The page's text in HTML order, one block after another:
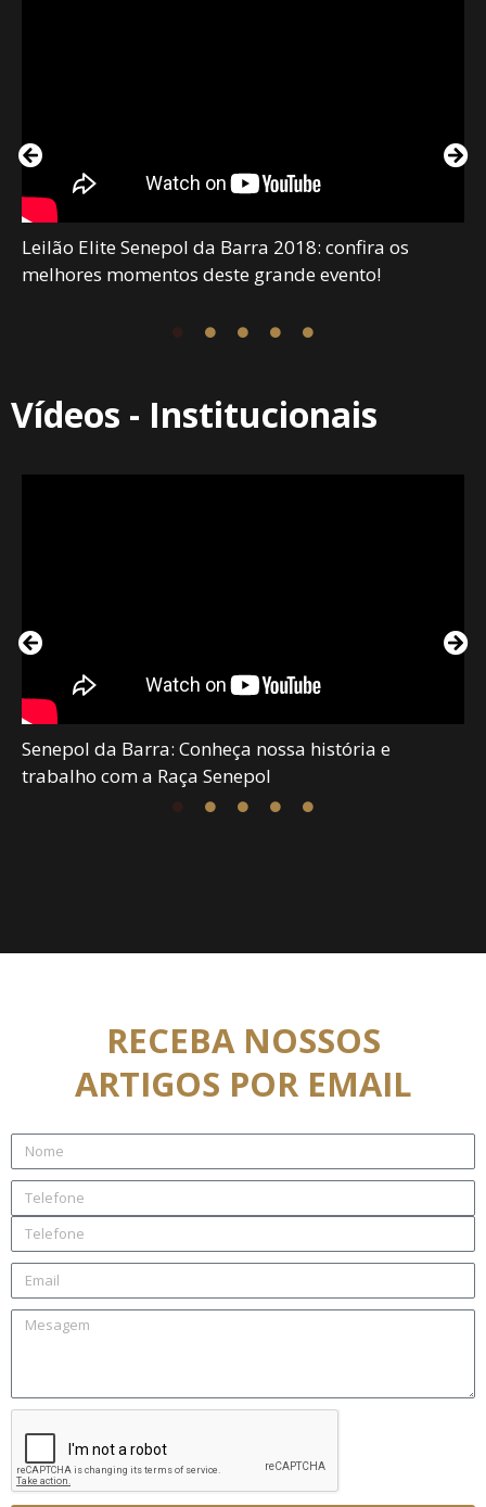
Leilão Elite Senepol da Barra 2018: confira os
melhores momentos deste grande evento!
Vídeos - Institucionais
Senepol da Barra: Conheça nossa história e
trabalho com a Raça Senepol
RECEBA NOSSOS
ARTIGOS POR EMAIL